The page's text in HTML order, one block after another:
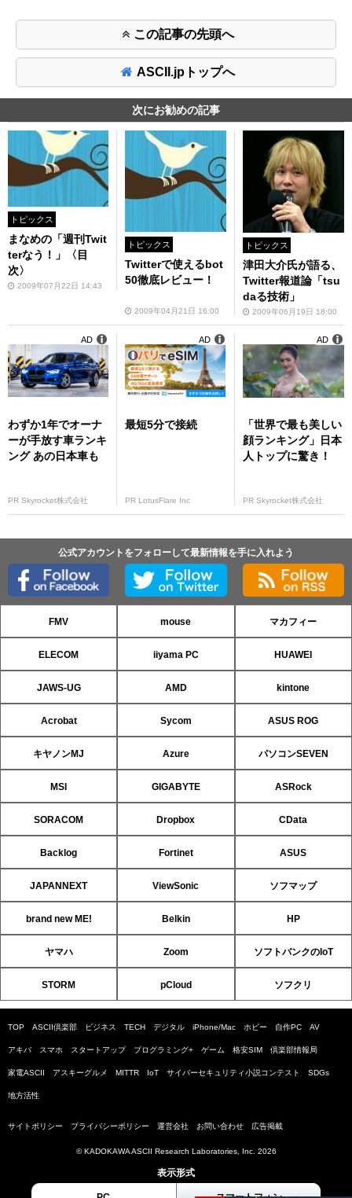
この記事の先頭へ
ASCII.jpトップへ
次にお勧めの記事
トピックス
まなめの「週刊Twit
terなう！」〈目
次〉
2009年07月22日 14:43
トピックス
Twitterで使えるbot
50徹底レビュー！
2009年04月21日 16:00
トピックス
津田大介氏が語る、
Twitter報道論「tsu
daる技術」
2009年06月19日 18:00
わずか1年でオーナ
ーが手放す車ランキ
ング あの日本車も
PR Skyrocket株式会社
AD
最短5分で接続
PR LotusFlare Inc
AD
「世界で最も美しい
顔ランキング」日本
人トップに驚き！
PR Skyrocket株式会社
AD
公式アカウントをフォローして最新情報を手に入れよう
FMV mouse マカフィー
ELECOM iiyama PC HUAWEI
JAWS-UG AMD kintone
Acrobat Sycom ASUS ROG
キヤノンMJ Azure パソコンSEVEN
MSI GIGABYTE ASRock
SORACOM Dropbox CData
Backlog Fortinet ASUS
JAPANNEXT ViewSonic ソフマップ
brand new ME! Belkin HP
ヤマハ Zoom ソフトバンクのIoT
STORM pCloud ソフクリ
TOP ASCII倶楽部 ビジネス TECH デジタル iPhone/Mac ホビー 自作PC AV
アキバ スマホ スタートアップ プログラミング+ ゲーム 格安SIM 倶楽部情報局
家電ASCII アスキーグルメ MITTR IoT サイバーセキュリティ小説コンテスト SDGs
地方活性
サイトポリシー プライバシーポリシー 運営会社 お問い合わせ 広告掲載
© KADOKAWA ASCII Research Laboratories, Inc. 2026
表示形式